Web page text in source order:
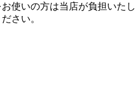
使いの方は当店が負担いた
さい。